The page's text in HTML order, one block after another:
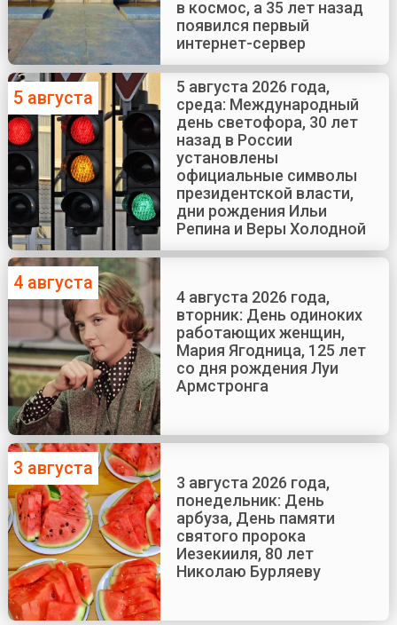
в космос, а 35 лет назад
появился первый
интернет-сервер
5 августа
5 августа 2026 года,
среда: Международный
день светофора, 30 лет
назад в России
установлены
официальные символы
президентской власти,
дни рождения Ильи
Репина и Веры Холодной
4 августа
4 августа 2026 года,
вторник: День одиноких
работающих женщин,
Мария Ягодница, 125 лет
со дня рождения Луи
Армстронга
3 августа
3 августа 2026 года,
понедельник: День
арбуза, День памяти
святого пророка
Иезекииля, 80 лет
Николаю Бурляеву